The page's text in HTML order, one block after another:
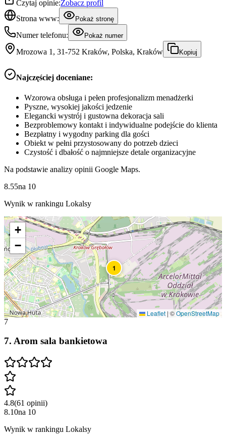
Czytaj opinie:Zobacz profil
Strona www:
Pokaż stronę
Numer telefonu: Pokaż numer
Mrozowa 1, 31-752 Kraków, Polska, Kraków Kopiuj
Najczęściej doceniane:
Wzorowa obsługa i pełen profesjonalizm menadżerki
Pyszne, wysokiej jakości jedzenie
Elegancki wystrój i gustowna dekoracja sali
Bezproblemowy kontakt i indywidualne podejście do klienta
Bezpłatny i wygodny parking dla gości
Obiekt w pełni przystosowany do potrzeb dzieci
Czystość i dbałość o najmniejsze detale organizacyjne
Na podstawie analizy opinii Google Maps.
8.55na 10
Wynik w rankingu Lokalsy
1
+
−
Leaflet | ©OpenStreetMap
7
7. Arom sala bankietowa
4.8(61 opinii)
8.10na 10
Wynik w rankingu Lokalsy